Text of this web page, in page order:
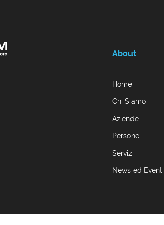
About
Home
Chi Siamo
Aziende
Persone
Servizi
News ed Eventi